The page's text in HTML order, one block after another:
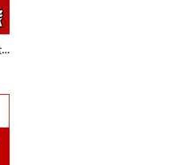
【おトク】お値段そのまま!45%増量作戦!